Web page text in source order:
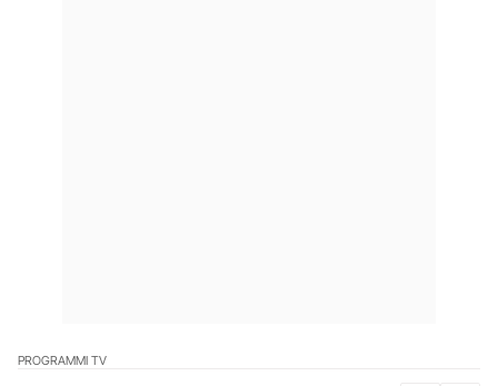
PROGRAMMI TV